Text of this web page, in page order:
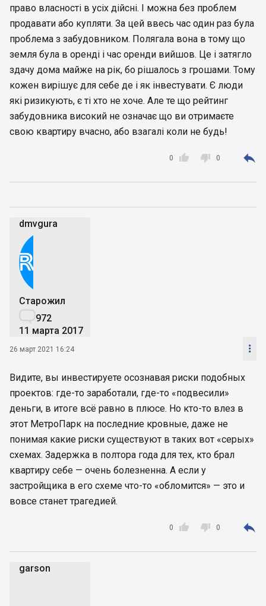
деньгами.
У МетроПарк впереди самая интересная часть.
Документы нарисовать — это так, мелочи,
достаточно иметь своего нотариуса. А вот
подключить этот самострой к городским
коммуникациям, особенно обеспечить такую
любопытно.
право власності в усіх дійсні. І можна без проблем
продавати або купляти. За цей ввесь час один раз була
проблема з забудовником. Полягала вона в тому що
земля була в оренді і час оренди вийшов. Це і затягло
здачу дома майже на рік, бо рішалось з грошами. Тому
кожен вирішує для себе де і як інвестувати. Є люди
які ризикують, є ті хто не хоче. Але те що рейтинг
забудовника високий не означає що ви отримаєте
свою квартиру вчасно, або взагалі коли не будь!

0  0 
dmvgura
Старожил
972
11 марта 2017
26 март 2021 16:24 
Видите, вы инвестируете осознавая риски подобных
проектов: где-то заработали, где-то «подвесили»
деньги, в итоге всё равно в плюсе. Но кто-то влез в
этот МетроПарк на последние кровные, даже не
понимая какие риски существуют в таких вот «серых»
схемах. Задержка в полтора года для тех, кто брал
квартиру себе — очень болезненна. А если у
застройщика в его схеме что-то «обломится» — это и
вовсе станет трагедией.

0  0 
garson